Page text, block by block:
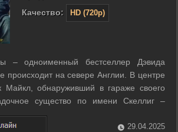
Качество:
HD (720p)
– одноименный бестселлер Дэвида
происходит на севере Англии. В центре
Майкл, обнаруживший в гараже своего
существо по имени Скеллиг –
ангела. ...
29.04.2025